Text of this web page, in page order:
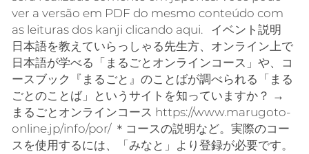
ver a versão em PDF do mesmo conteúdo com
as leituras dos kanji clicando aqui. イベント説明
日本語を教えていらっしゃる先生方、オンライン上で
日本語が学べる「まるごとオンラインコース」や、コ
ースブック『まるごと』のことばが調べられる「まる
ごとのことば」というサイトを知っていますか？ →
まるごとオンラインコース https://www.marugoto-
online.jp/info/por/ ＊コースの説明など。実際のコー
スを使用するには、「みなと」より登録が必要です。